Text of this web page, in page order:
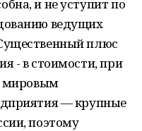
и не уступит по
ведущих
плюс
- в стоимости, при
мировым
— крупные
поэтому